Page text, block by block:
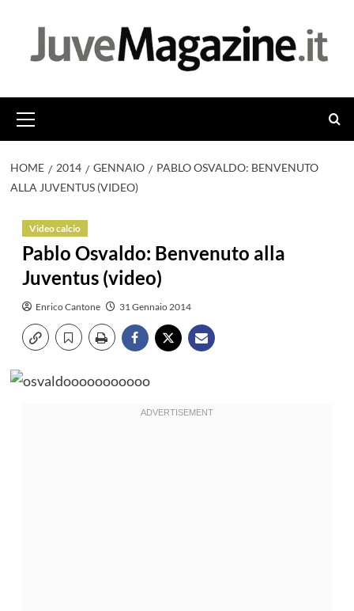
principale
HOME 2014 GENNAIO
PABLO OSVALDO: BENVENUTO
ALLA JUVENTUS (VIDEO)
Video calcio
Pablo Osvaldo: Benvenuto alla
Juventus (video)
Enrico Cantone 31 Gennaio 2014